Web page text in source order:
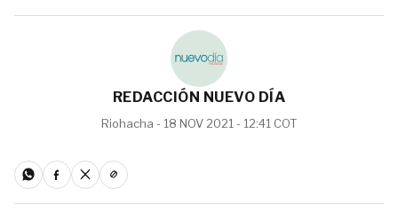
REDACCIÓN NUEVO DÍA
Riohacha - 18 NOV 2021 - 12:41 COT